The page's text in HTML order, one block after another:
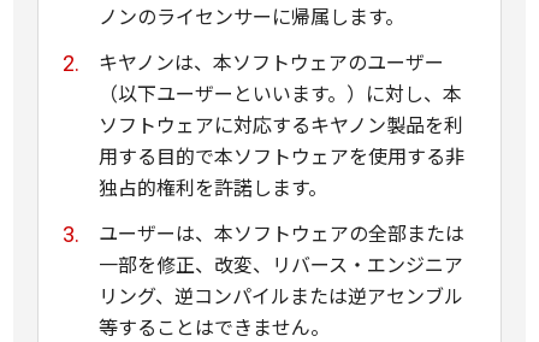
ノンのライセンサーに帰属します。
キヤノンは、本ソフトウェアのユーザー
（以下ユーザーといいます。）に対し、本
ソフトウェアに対応するキヤノン製品を利
用する目的で本ソフトウェアを使用する非
独占的権利を許諾します。
ユーザーは、本ソフトウェアの全部または
一部を修正、改変、リバース・エンジニア
リング、逆コンパイルまたは逆アセンブル
等することはできません。